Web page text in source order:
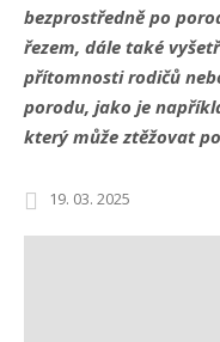
bezprostředně po
řezem, dále také
přítomnosti rodičů
porodu, jako je
který může ztěžovat
19. 03. 2025